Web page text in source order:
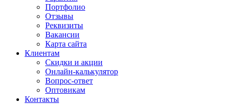
Портфолио
Отзывы
Реквизиты
Вакансии
Карта сайта
Клиентам
Скидки и акции
Онлайн-калькулятор
Вопрос-ответ
Оптовикам
Контакты